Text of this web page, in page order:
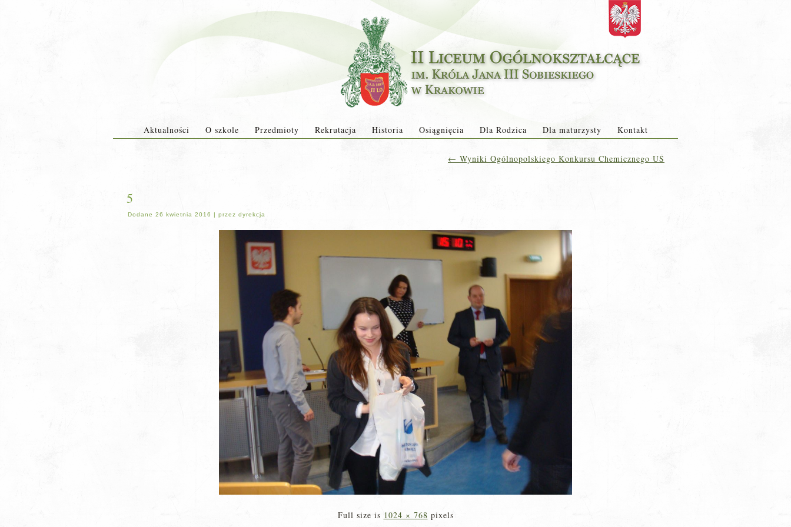
Aktualności O szkole Przedmioty Rekrutacja Historia Osiągnięcia Dla Rodzica Dla maturzysty Kontakt
← Wyniki Ogólnopolskiego Konkursu Chemicznego UŚ
5
Dodane 26 kwietnia 2016 | przez dyrekcja
Full size is 1024 × 768 pixels